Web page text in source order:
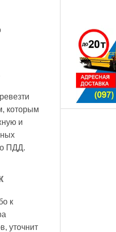
которым
и
ПДД.
к
уточнит